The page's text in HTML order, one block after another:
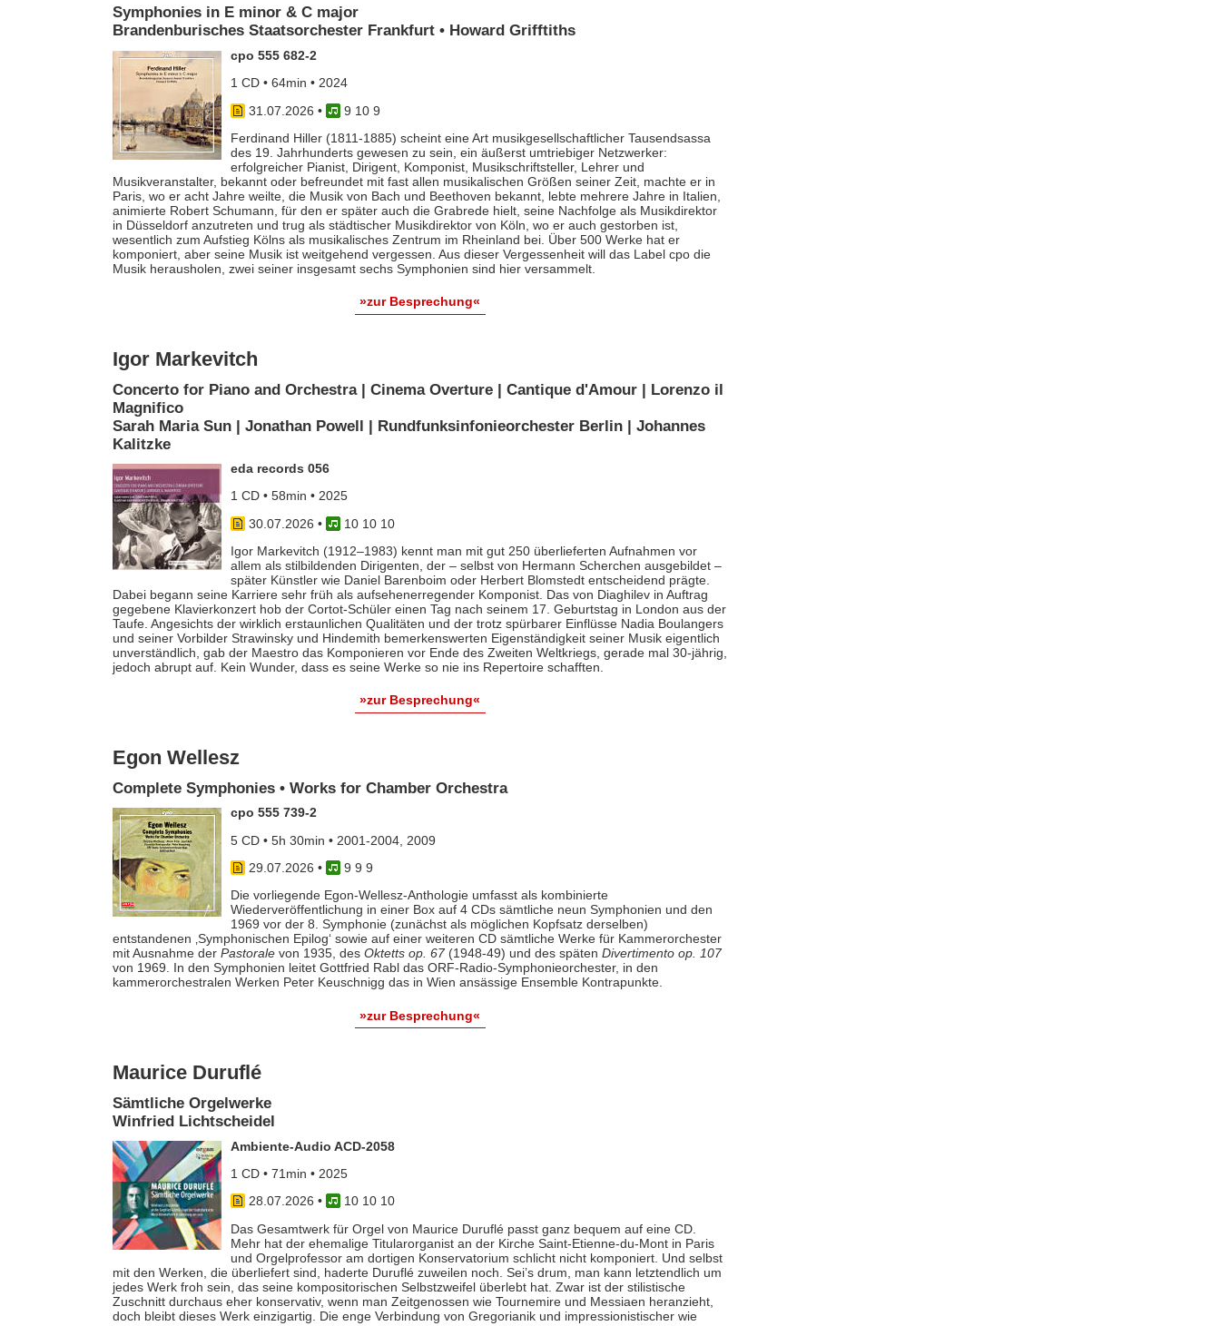
Symphonies in E minor & C major
Brandenburisches Staatsorchester Frankfurt • Howard Grifftiths
cpo 555 682-2
1 CD • 64min • 2024
31.07.2026 •
9 10 9
Ferdinand Hiller (1811-1885) scheint eine Art musikgesellschaftlicher Tausendsassa
des 19. Jahrhunderts gewesen zu sein, ein äußerst umtriebiger Netzwerker:
erfolgreicher Pianist, Dirigent, Komponist, Musikschriftsteller, Lehrer und
Musikveranstalter, bekannt oder befreundet mit fast allen musikalischen Größen seiner Zeit, machte er in
Paris, wo er acht Jahre weilte, die Musik von Bach und Beethoven bekannt, lebte mehrere Jahre in Italien,
animierte Robert Schumann, für den er später auch die Grabrede hielt, seine Nachfolge als Musikdirektor
in Düsseldorf anzutreten und trug als städtischer Musikdirektor von Köln, wo er auch gestorben ist,
wesentlich zum Aufstieg Kölns als musikalisches Zentrum im Rheinland bei. Über 500 Werke hat er
komponiert, aber seine Musik ist weitgehend vergessen. Aus dieser Vergessenheit will das Label cpo die
Musik herausholen, zwei seiner insgesamt sechs Symphonien sind hier versammelt.
»zur Besprechung«
Igor Markevitch
Concerto for Piano and Orchestra | Cinema Overture | Cantique d'Amour | Lorenzo il
Magnifico
Sarah Maria Sun | Jonathan Powell | Rundfunksinfonieorchester Berlin | Johannes
Kalitzke
eda records 056
1 CD • 58min • 2025
30.07.2026 •
10 10 10
Igor Markevitch (1912–1983) kennt man mit gut 250 überlieferten Aufnahmen vor
allem als stilbildenden Dirigenten, der – selbst von Hermann Scherchen ausgebildet –
später Künstler wie Daniel Barenboim oder Herbert Blomstedt entscheidend prägte.
Dabei begann seine Karriere sehr früh als aufsehenerregender Komponist. Das von Diaghilev in Auftrag
gegebene Klavierkonzert hob der Cortot-Schüler einen Tag nach seinem 17. Geburtstag in London aus der
Taufe. Angesichts der wirklich erstaunlichen Qualitäten und der trotz spürbarer Einflüsse Nadia Boulangers
und seiner Vorbilder Strawinsky und Hindemith bemerkenswerten Eigenständigkeit seiner Musik eigentlich
unverständlich, gab der Maestro das Komponieren vor Ende des Zweiten Weltkriegs, gerade mal 30-jährig,
jedoch abrupt auf. Kein Wunder, dass es seine Werke so nie ins Repertoire schafften.
»zur Besprechung«
Egon Wellesz
Complete Symphonies • Works for Chamber Orchestra
cpo 555 739-2
5 CD • 5h 30min • 2001-2004, 2009
29.07.2026 •
9 9 9
Die vorliegende Egon-Wellesz-Anthologie umfasst als kombinierte
Wiederveröffentlichung in einer Box auf 4 CDs sämtliche neun Symphonien und den
1969 vor der 8. Symphonie (zunächst als möglichen Kopfsatz derselben)
entstandenen ‚Symphonischen Epilog‘ sowie auf einer weiteren CD sämtliche Werke für Kammerorchester
mit Ausnahme der Pastoralevon 1935, des Oktetts op. 67(1948-49) und des späten Divertimento op. 107
von 1969. In den Symphonien leitet Gottfried Rabl das ORF-Radio-Symphonieorchester, in den
kammerorchestralen Werken Peter Keuschnigg das in Wien ansässige Ensemble Kontrapunkte.
»zur Besprechung«
Maurice Duruflé
Sämtliche Orgelwerke
Winfried Lichtscheidel
Ambiente-Audio ACD-2058
1 CD • 71min • 2025
28.07.2026 •
10 10 10
Das Gesamtwerk für Orgel von Maurice Duruflé passt ganz bequem auf eine CD.
Mehr hat der ehemalige Titularorganist an der Kirche Saint-Etienne-du-Mont in Paris
und Orgelprofessor am dortigen Konservatorium schlicht nicht komponiert. Und selbst
mit den Werken, die überliefert sind, haderte Duruflé zuweilen noch. Sei’s drum, man kann letztendlich um
jedes Werk froh sein, das seine kompositorischen Selbstzweifel überlebt hat. Zwar ist der stilistische
Zuschnitt durchaus eher konservativ, wenn man Zeitgenossen wie Tournemire und Messiaen heranzieht,
doch bleibt dieses Werk einzigartig. Die enge Verbindung von Gregorianik und impressionistischer wie